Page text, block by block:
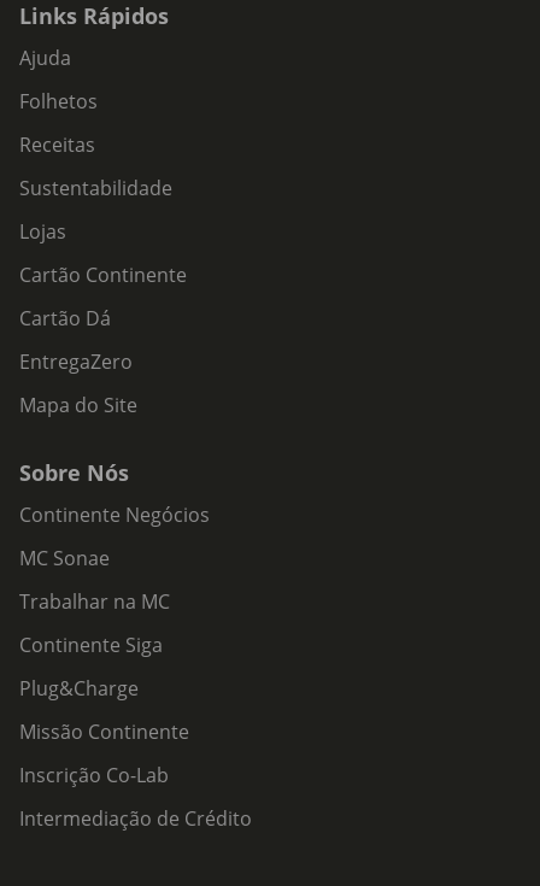
Links Rápidos
Ajuda
Folhetos
Receitas
Sustentabilidade
Lojas
Cartão Continente
Cartão Dá
EntregaZero
Mapa do Site
Sobre Nós
Continente Negócios
MC Sonae
Trabalhar na MC
Continente Siga
Plug&Charge
Missão Continente
Inscrição Co-Lab
Intermediação de Crédito